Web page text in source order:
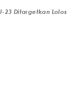
23 Ditargetkan Lolos